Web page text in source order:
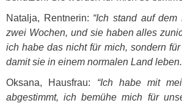
Natalja, Rentnerin: “Ich stand auf
zwei Wochen, und sie haben alles
ich habe das nicht für mich, sondern
damit sie in einem normalen Land
Oksana, Hausfrau: “Ich habe mit
abgestimmt, ich bemühe mich für